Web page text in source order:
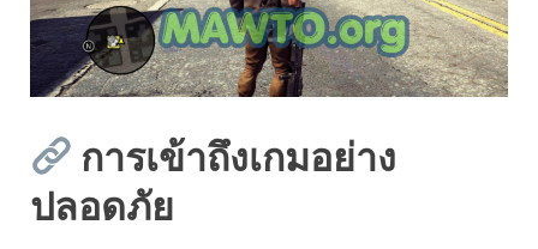
การเข้าถึงเกมอย่าง
ปลอดภัย